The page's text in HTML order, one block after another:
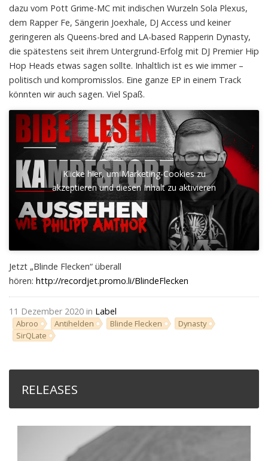
dazu vom Pott Grime-MC mit indischen Wurzeln Sola Plexus,
dem Rapper Fe, Sängerin Joexhale, DJ Access und keiner
geringeren als Queens-bred and LA-based Rapperin Dynasty,
die spätestens seit ihrem Untergrund-Erfolg mit DJ Premier Hip
Hop Heads etwas sagen sollte. Inhaltlich ist es wie immer –
politisch und kompromisslos. Eine ganze EP in einem Track
könnten wir auch sagen. Viel Spaß.
Klicke hier, um Marketing-Cookies zu
akzeptieren und diesen Inhalt zu aktivieren
Jetzt „Blinde Flecken“ überall
hören: http://recordjet.promo.li/BlindeFlecken
11 Dezember 2020 in Label
Abroo Antihelden Blinde Flecken
Dynasty
SirQLate
RELEASES